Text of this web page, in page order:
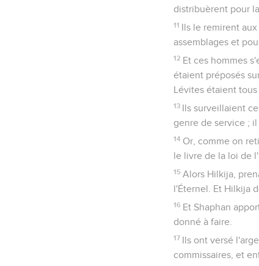
distribuèrent pour
11 Ils le remirent
assemblages et
12 Et ces hommes
étaient préposés
Lévites étaient
13 Ils surveillaient
genre de service ;
14 Or, comme on
le livre de la loi de
15 Alors Hilkija,
l'Éternel. Et Hilkija
16 Et Shaphan
donné à faire.
17 Ils ont versé
commissaires, et